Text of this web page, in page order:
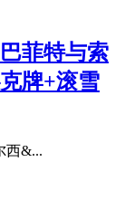
菲特与索
牌+滚雪
西&...